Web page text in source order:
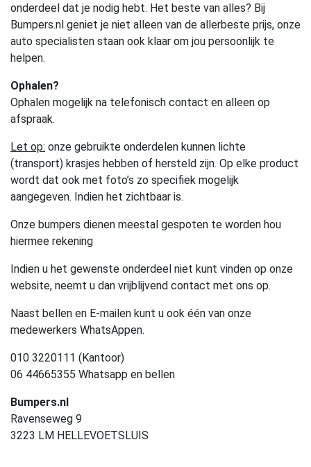
onderdeel dat je nodig hebt. Het beste van alles? Bij
Bumpers.nl geniet je niet alleen van de allerbeste prijs, onze
auto specialisten staan ook klaar om jou persoonlijk te
helpen.
Ophalen?
Ophalen mogelijk na telefonisch contact en alleen op
afspraak.
Let op: onze gebruikte onderdelen kunnen lichte
(transport) krasjes hebben of hersteld zijn. Op elke product
wordt dat ook met foto’s zo specifiek mogelijk
aangegeven. Indien het zichtbaar is.
Onze bumpers dienen meestal gespoten te worden hou
hiermee rekening
Indien u het gewenste onderdeel niet kunt vinden op onze
website, neemt u dan vrijblijvend contact met ons op.
Naast bellen en E-mailen kunt u ook één van onze
medewerkers WhatsAppen.
010 3220111 (Kantoor)
06 44665355 Whatsapp en bellen
Bumpers.nl
Ravenseweg 9
3223 LM HELLEVOETSLUIS